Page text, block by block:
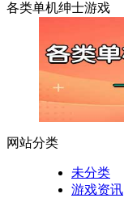
各类单机绅士游戏
网站分类
未分类
游戏资讯